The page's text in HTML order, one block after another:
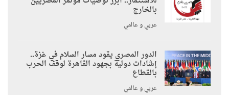
بالخارج
عربي و عالمي
الدور المصري يقود مسار السلام في غزة..
إشادات دولية بجهود القاهرة لوقف الحرب
بالقطاع
عربي و عالمي